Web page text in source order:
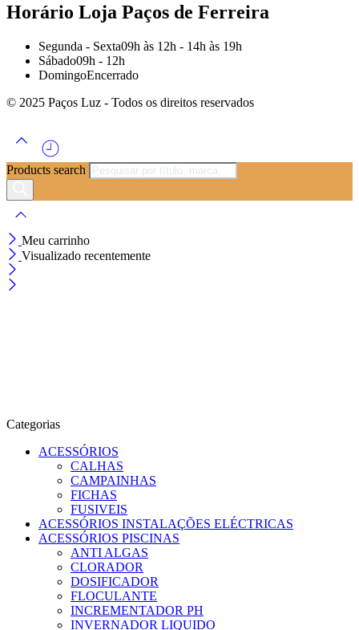
Horário Loja Paços de Ferreira
Segunda - Sexta09h às 12h - 14h às 19h
Sábado09h - 12h
DomingoEncerrado
© 2025 Paços Luz - Todos os direitos reservados
Products search
Meu carrinho
Visualizado recentemente
Categorias
ACESSÓRIOS
CALHAS
CAMPAINHAS
FICHAS
FUSIVEIS
ACESSÓRIOS INSTALAÇÕES ELÉCTRICAS
ACESSÓRIOS PISCINAS
ANTI ALGAS
CLORADOR
DOSIFICADOR
FLOCULANTE
INCREMENTADOR PH
INVERNADOR LIQUIDO